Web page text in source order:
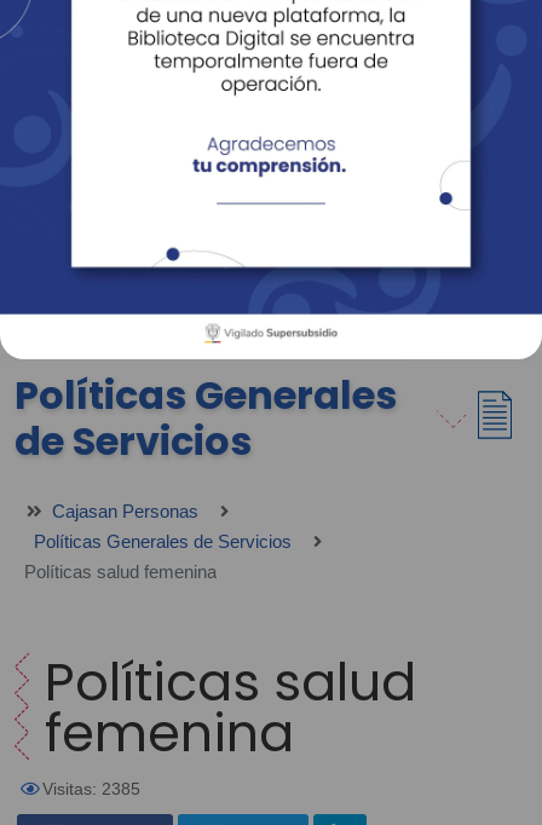
Revista Fácil Vivir
Sedes Directorio Servicios En Línea
Políticas Generales
de Servicios
Cajasan Personas
Políticas Generales de Servicios
Políticas salud femenina
Políticas salud
femenina
Visitas: 2385